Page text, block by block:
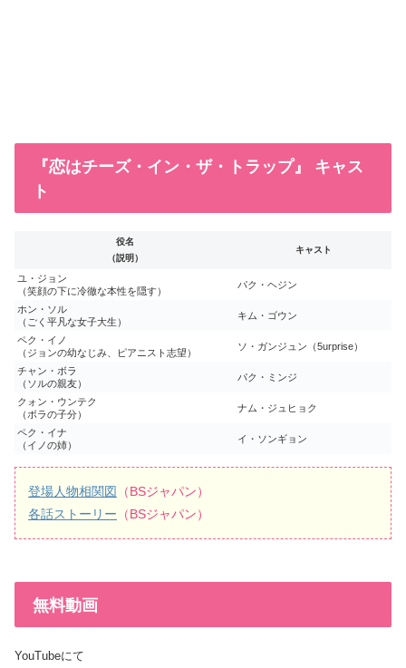
『恋はチーズ・イン・ザ・トラップ』 キャス
ト
役名
（説明）
キャスト
ユ・ジョン
（笑顔の下に冷徹な本性を隠す）
パク・ヘジン
ホン・ソル
（ごく平凡な女子大生）
キム・ゴウン
ペク・イノ
（ジョンの幼なじみ、ピアニスト志望）
ソ・ガンジュン（5urprise）
チャン・ボラ
（ソルの親友）
パク・ミンジ
クォン・ウンテク
（ボラの子分）
ナム・ジュヒョク
ペク・イナ
（イノの姉）
イ・ソンギョン
登場人物相関図
（BSジャパン）
各話ストーリー （BSジャパン）
無料動画
YouTubeにて